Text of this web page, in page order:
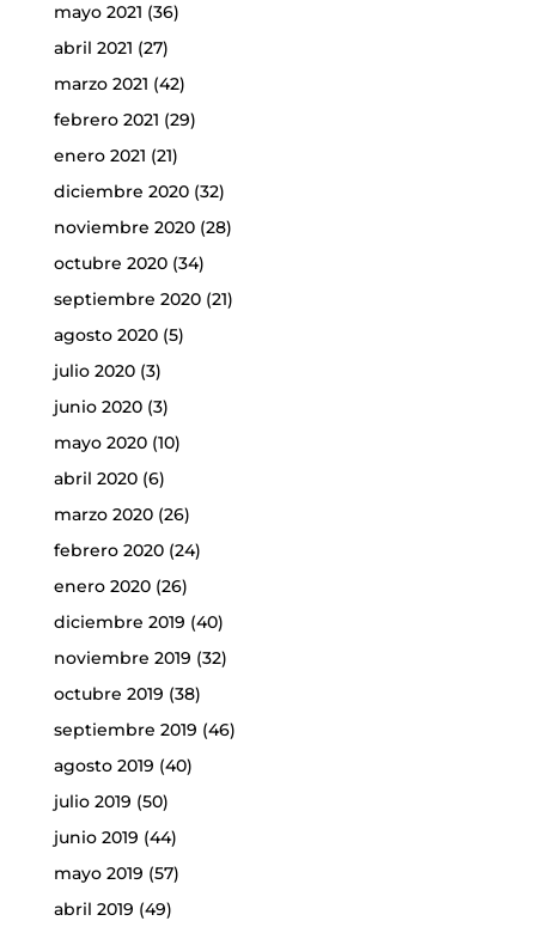
mayo 2021 (36)
abril 2021 (27)
marzo 2021 (42)
febrero 2021 (29)
enero 2021 (21)
diciembre 2020(32)
noviembre 2020(28)
octubre 2020(34)
septiembre 2020(21)
agosto 2020(5)
julio 2020(3)
junio 2020(3)
mayo 2020(10)
abril 2020(6)
marzo 2020(26)
febrero 2020(24)
enero 2020(26)
diciembre 2019 (40)
noviembre 2019 (32)
octubre 2019 (38)
septiembre 2019 (46)
agosto 2019 (40)
julio 2019 (50)
junio 2019 (44)
mayo 2019 (57)
abril 2019 (49)